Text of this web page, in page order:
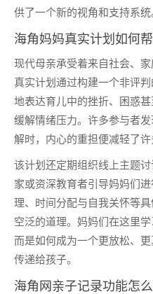
供了一个新的视角和支持系统
海角妈妈真实计划如何
现代母亲承受着来自社会、
真实计划通过构建一个非评
地表达育儿中的挫折、困惑
缓解情绪压力。许多参与者
解时，内心的重担便减轻了许
该计划还定期组织线上主题
家或资深教育者引导妈妈们
理、时间分配与自我关怀等
空泛的道理。妈妈们在这里学
而是如何成为一个更放松、
传递给孩子。
海角网亲子记录功能怎